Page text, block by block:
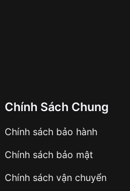
Chính Sách Chung
Chính sách bảo hành
Chính sách bảo mật
Chính sách vận chuyển